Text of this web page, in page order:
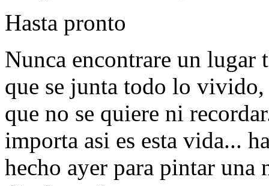
Hasta pronto
Nunca encontrare un lugar
que se junta todo lo
que no se quiere ni
importa asi es esta vida...
hecho ayer para pintar una